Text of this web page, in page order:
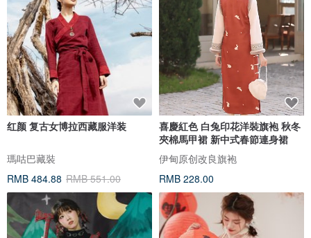
红颜 复古女博拉西藏服洋装
瑪咕巴藏裝
RMB 484.88 RMB 551.00
喜慶紅色 白兔印花洋裝旗袍 秋冬
夾棉馬甲裙 新中式春節連身裙
伊甸原创改良旗袍
RMB 228.00